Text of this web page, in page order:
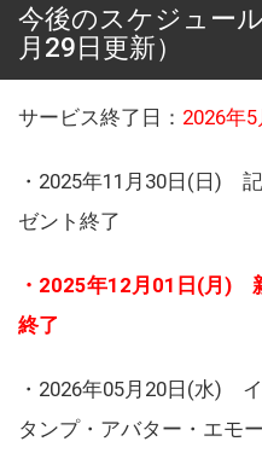
今後のスケジュー
月29日更新）
サービス終了日： 2026年5
・2025年11月30日(日)
ゼント終了
・2025年12月01日(月)
終了
・2026年05月20日(水)
タンプ・アバター・エモ